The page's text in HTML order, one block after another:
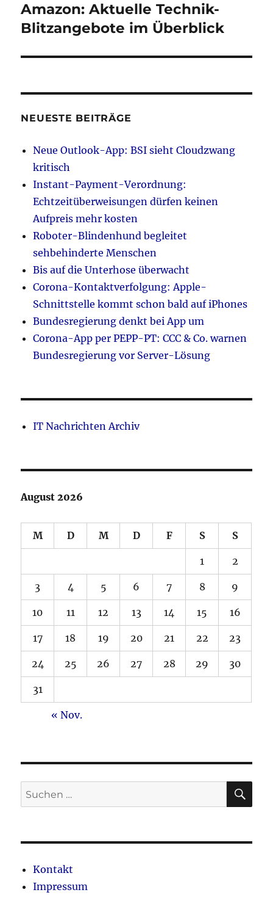
Nächster
Beitrag:
Amazon: Aktuelle Technik-
Blitzangebote im Überblick
NEUESTE BEITRÄGE
Neue Outlook-App: BSI sieht Cloudzwang
kritisch
Instant-Payment-Verordnung:
Echtzeitüberweisungen dürfen keinen
Aufpreis mehr kosten
Roboter-Blindenhund begleitet
sehbehinderte Menschen
Bis auf die Unterhose überwacht
Corona-Kontaktverfolgung: Apple-
Schnittstelle kommt schon bald auf iPhones
Bundesregierung denkt bei App um
Corona-App per PEPP-PT: CCC & Co. warnen
Bundesregierung vor Server-Lösung
IT Nachrichten Archiv
August 2026
M D M D F S S
1 2
3 4 5 6 7 8 9
10 11 12 13 14 15 16
17 18 19 20 21 22 23
24 25 26 27 28 29 30
31
« Nov.
Suche
nach:
Kontakt
Impressum